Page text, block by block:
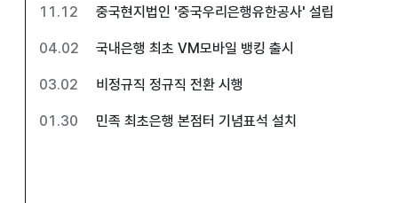
11.12 중국현지법인 '중국우리은행유한공사' 설립
04.02 국내은행 최초 VM모바일 뱅킹 출시
03.02 비정규직 정규직 전환 시행
01.30 민족 최초은행 본점터 기념표석 설치